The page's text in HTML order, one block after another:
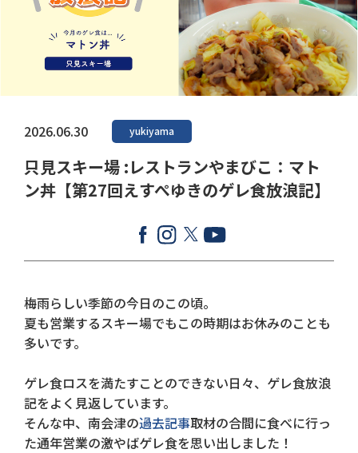
只見スキー場 :レストランやまびこ：マト
ン丼【第27回えすぺゆきのゲレ食放浪記】
yukiyama
2026.06.30
梅雨らしい季節の今日のこの頃。
夏も営業するスキー場でもこの時期はお休みのことも
多いです。
ゲレ食ロスを満たすことのできない日々、ゲレ食放浪
記をよく見返しています。
そんな中、南会津の過去記事取材の合間に食べに行っ
た通年営業の激やばゲレ食を思い出しました！